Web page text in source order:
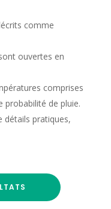
comme
ouvertes en
comprises
probabilité de pluie.
détails pratiques,